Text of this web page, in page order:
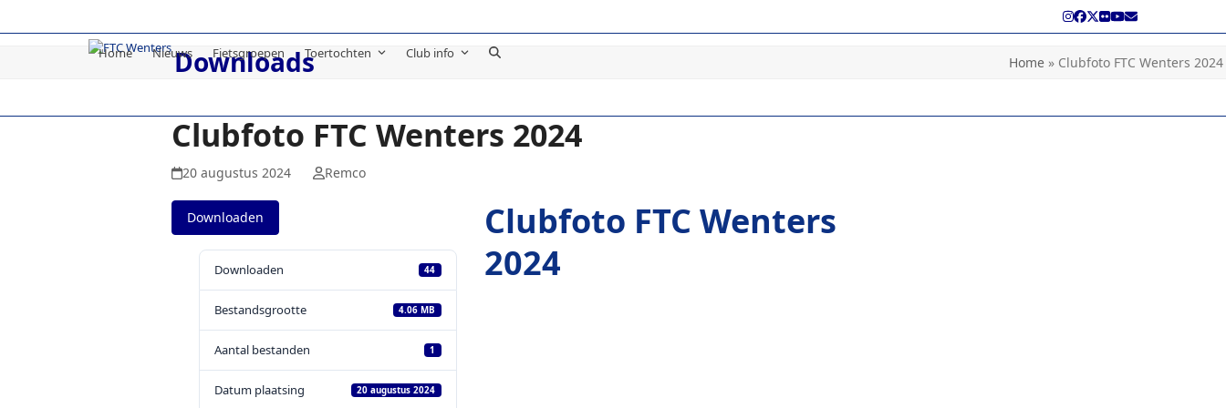
Instagram
Facebook
Twitter
Flickr
YouTube
E-
mail
Home Nieuws Fietsgroepen Toertochten Club info
Downloads Home » Clubfoto FTC Wenters 2024
Clubfoto FTC Wenters 2024
20 augustus 2024 Remco
Downloaden
Downloaden 44
Bestandsgrootte 4.06 MB
Aantal bestanden 1
Datum plaatsing 20 augustus 2024
Clubfoto FTC Wenters
2024